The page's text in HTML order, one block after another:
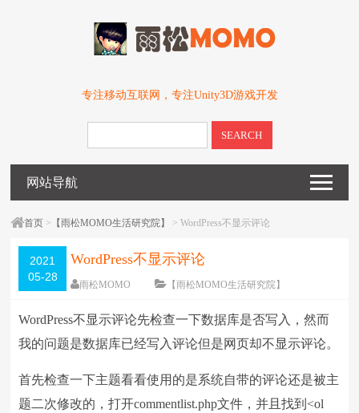
专注移动互联网，专注Unity3D游戏开发
SEARCH
网站导航
首页 > 【雨松MOMO生活研究院】 > WordPress不显示评论
2021
05-28
WordPress不显示评论
雨松MOMO
【雨松MOMO生活研究院】
编辑日期：2021-05-28 字体：大中小
WordPress不显示评论先检查一下数据库是否写入，然而
我的问题是数据库已经写入评论但是网页却不显示评论。
首先检查一下主题看看使用的是系统自带的评论还是被主
题二次修改的，打开commentlist.php文件，并且找到<ol